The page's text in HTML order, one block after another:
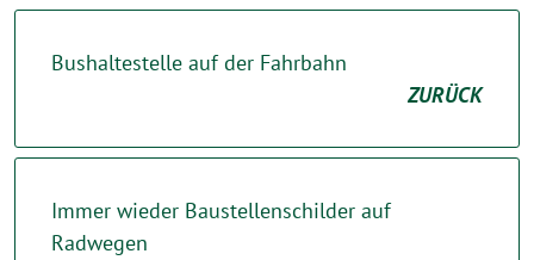
Bushaltestelle auf der Fahrbahn
ZURÜCK
Immer wieder Baustellenschilder auf
Radwegen